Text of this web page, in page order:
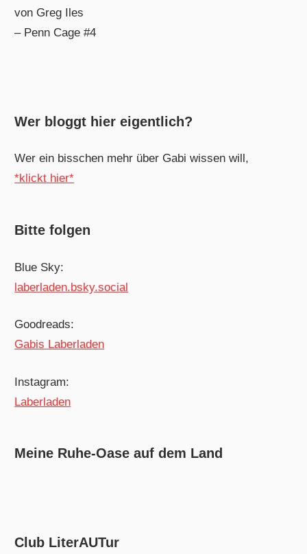
von Greg Iles
– Penn Cage #4
Wer bloggt hier eigentlich?
Wer ein bisschen mehr über Gabi wissen will,
*klickt hier*
Bitte folgen
Blue Sky:
laberladen.bsky.social
Goodreads:
Gabis Laberladen
Instagram:
Laberladen
Meine Ruhe-Oase auf dem Land
Club LiterAUTur